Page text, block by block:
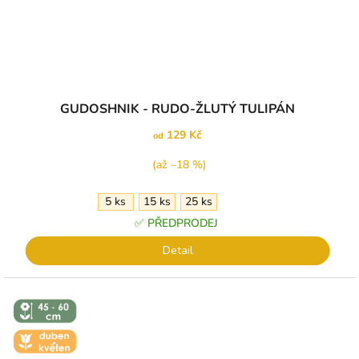
GUDOSHNIK - RUDO-ŽLUTÝ TULIPÁN
od 129 Kč
(až –18 %)
5 ks 15 ks
25 ks
✅ PŘEDPRODEJ
Detail
↕️ VÝŠKA 45
- 60 CM
🌼 KVĚT -
DUBEN-
KVĚTEN